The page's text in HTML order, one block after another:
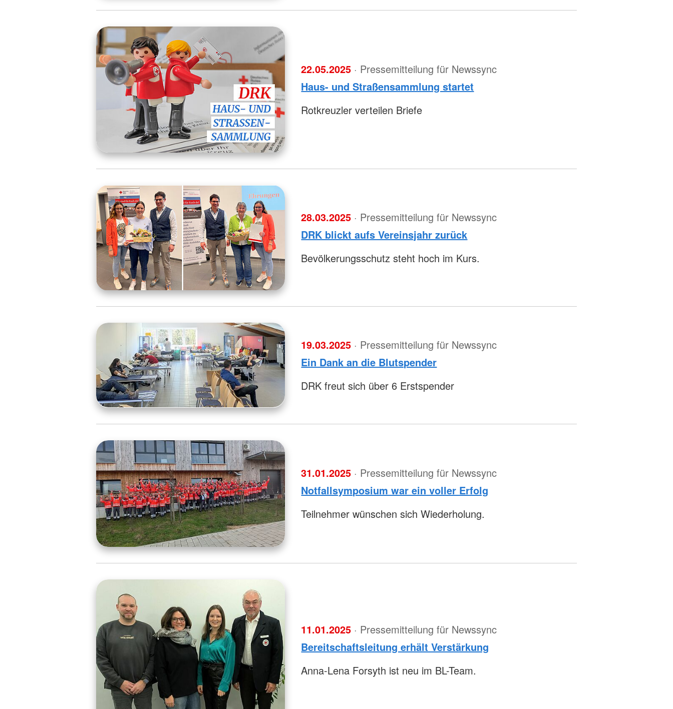
22.05.2025 · Pressemitteilung für Newssync
Haus- und Straßensammlung startet
Rotkreuzler verteilen Briefe
28.03.2025 · Pressemitteilung für Newssync
DRK blickt aufs Vereinsjahr zurück
Bevölkerungsschutz steht hoch im Kurs.
19.03.2025 · Pressemitteilung für Newssync
Ein Dank an die Blutspender
DRK freut sich über 6 Erstspender
31.01.2025 · Pressemitteilung für Newssync
Notfallsymposium war ein voller Erfolg
Teilnehmer wünschen sich Wiederholung.
11.01.2025 · Pressemitteilung für Newssync
Bereitschaftsleitung erhält Verstärkung
Anna-Lena Forsyth ist neu im BL-Team.